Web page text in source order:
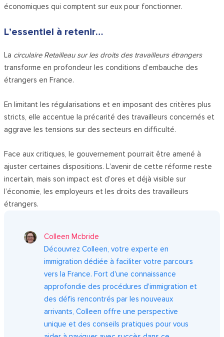
économiques qui comptent sur eux pour fonctionner.
L’essentiel à retenir…
La circulaire Retailleau sur les droits des travailleurs étrangers
transforme en profondeur les conditions d’embauche des
étrangers en France.
En limitant les régularisations et en imposant des critères plus
stricts, elle accentue la précarité des travailleurs concernés et
aggrave les tensions sur des secteurs en difficulté.
Face aux critiques, le gouvernement pourrait être amené à
ajuster certaines dispositions. L’avenir de cette réforme reste
incertain, mais son impact est d’ores et déjà visible sur
l’économie, les employeurs et les droits des travailleurs
étrangers.
Colleen Mcbride
Découvrez Colleen, votre experte en
immigration dédiée à faciliter votre parcours
vers la France. Fort d'une connaissance
approfondie des procédures d'immigration et
des défis rencontrés par les nouveaux
arrivants, Colleen offre une perspective
unique et des conseils pratiques pour vous